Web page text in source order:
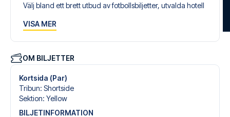
Välj bland ett brett utbud av fotbollsbiljetter, utvalda hotell
som passar dig bäst.
Din säkerhet och upplevelse är vår högsta prioritet. Vi
säkerställer en problemfri bokningsprocess i samband
med din fotbollspaket och står redo med personlig
service både före och under resan. Vi är tillgängliga på
+46 22 03 00 14 eller
VISA MER
OM BILJETTER
Kortsida (Par)
Tribun: Shortside
Sektion: Yellow
BILJETINFORMATION